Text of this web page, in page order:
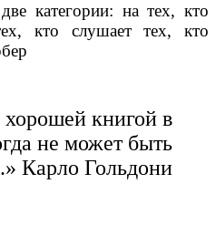
категории: на тех, кто
кто слушает тех, кто
хорошей книгой в
не может быть
Карло Гольдони